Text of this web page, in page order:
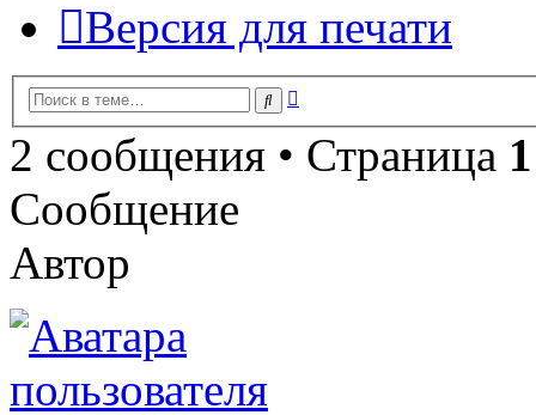
Версия для печати
Поиск
2 сообщения • Страница 1
Сообщение
Автор